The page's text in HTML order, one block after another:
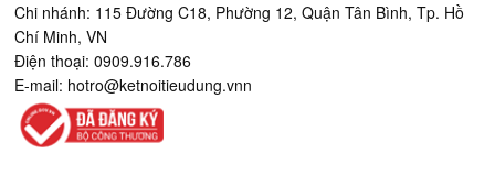
Chi nhánh: 115 Đường C18, Phường 12, Quận Tân Bình, Tp. Hồ
Chí Minh, VN
Điện thoại: 0909.916.786
E-mail: hotro@ketnoitieudung.vnn